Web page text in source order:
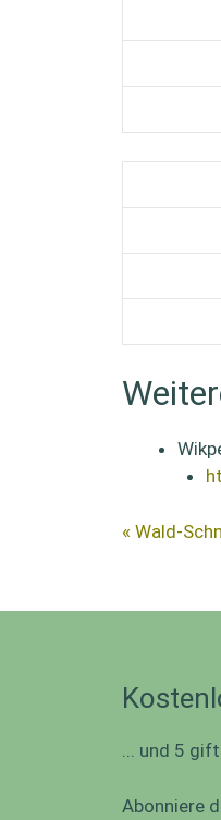
« Wald-
... und 5
Abonniere